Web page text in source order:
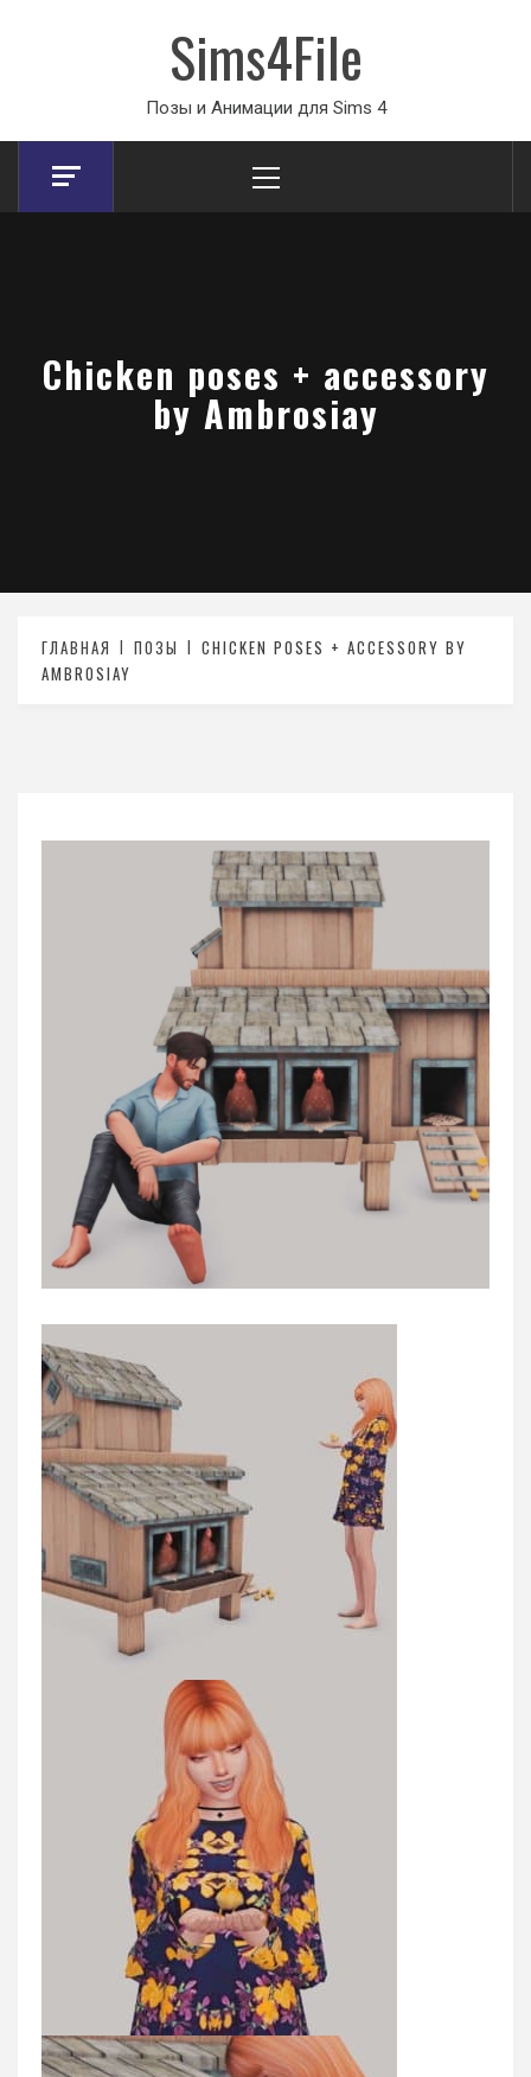
Sims4File
Позы и Анимации для Sims 4
Menu
Chicken poses + accessory
by Ambrosiay
ГЛАВНАЯ ПОЗЫ
CHICKEN POSES + ACCESSORY BY
AMBROSIAY